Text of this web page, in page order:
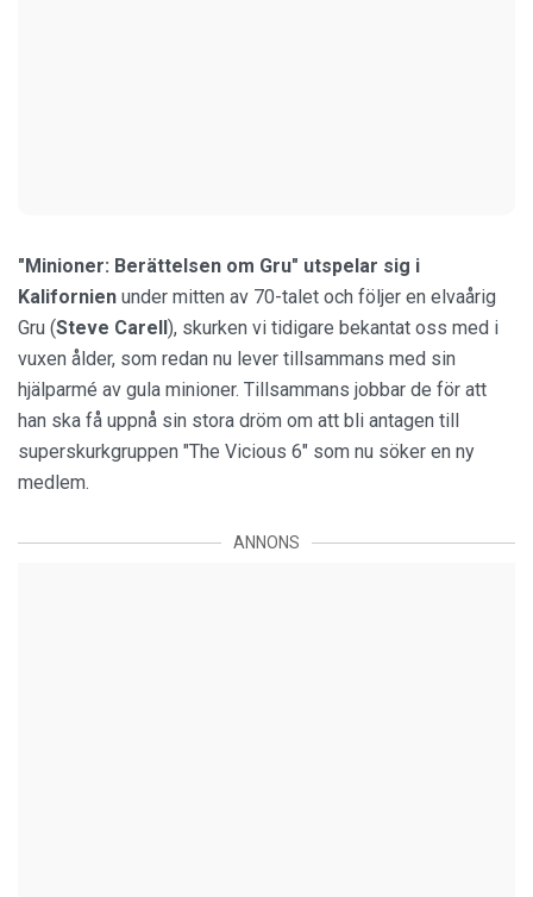
"Minioner: Berättelsen om Gru" utspelar sig i
Kalifornien under mitten av 70-talet och följer en elvaårig
Gru (Steve Carell), skurken vi tidigare bekantat oss med i
vuxen ålder, som redan nu lever tillsammans med sin
hjälparmé av gula minioner. Tillsammans jobbar de för att
han ska få uppnå sin stora dröm om att bli antagen till
superskurkgruppen "The Vicious 6" som nu söker en ny
medlem.
ANNONS